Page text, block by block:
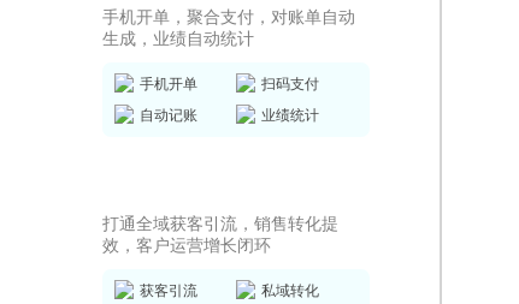
手机开单，聚合支付，对账单自动
生成，业绩自动统计
手机开单
扫码支付
自动记账
业绩统计
打通全域获客引流，销售转化提
效，客户运营增长闭环
获客引流
私域转化